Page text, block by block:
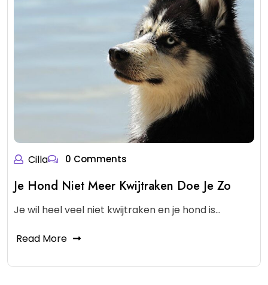
Cilla 0 Comments
Je Hond Niet Meer Kwijtraken Doe Je Zo
Je wil heel veel niet kwijtraken en je hond is…
Read More